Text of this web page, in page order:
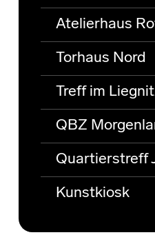
Atelierhaus
Torhaus Nord
Treff im
QBZ
Quartierstreff
Kunstkiosk